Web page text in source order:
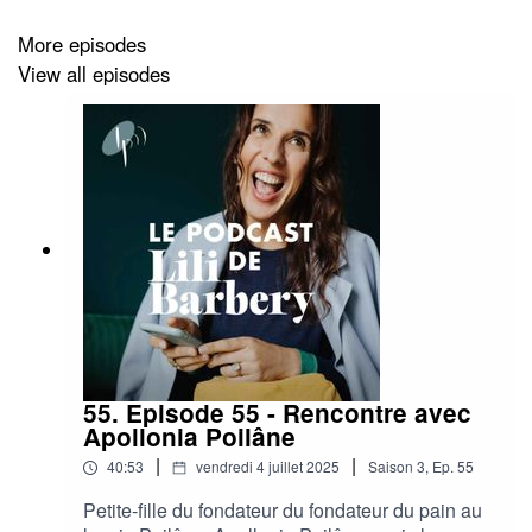
https://www.instagram.com/leventrelibre/
https://www.instagram.com/ecolecomestible/
https://www.instagram.com/lilibarbery/
https://www.instagram.com/les.podcasteurs/
More episodes
View all episodes
55. Episode 55 - Rencontre avec
Apollonia Poilâne
40:53 | vendredi 4 juillet 2025 | Saison 3, Ep. 55
Petite-fille du fondateur du fondateur du pain au